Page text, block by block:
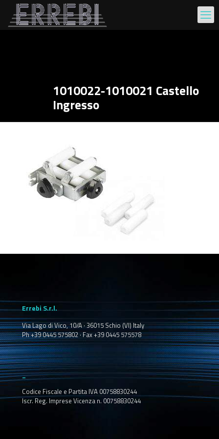
1010022-1010021 Castello
Ingresso
Errebi S.r.l.
Via Lago di Vico, 10/A · 36015 Schio (VI) Italy
Ph +39 0445 575802 · Fax +39 0445 575578
_
Codice Fiscale e Partita IVA 00758830244
Iscr. Reg. Imprese Vicenza n. 00758830244